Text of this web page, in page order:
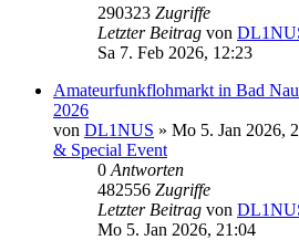
290323 Zugriffe
Letzter Beitrag von
Sa 7. Feb 2026, 12:23
Amateurfunkflohmarkt in Bad
2026
von DL1NUS » Mo 5. Jan 2026,
& Special Event
0 Antworten
482556 Zugriffe
Letzter Beitrag von
Mo 5. Jan 2026, 21:04